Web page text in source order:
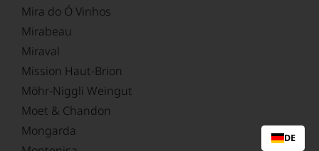
Mira do Ó Vinhos
Mirabeau
Miraval
Mission Haut-Brion
Möhr-Niggli Weingut
Moet & Chandon
Mongarda
DE